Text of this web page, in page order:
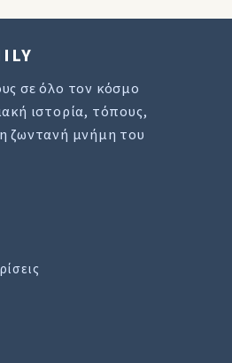
σε όλο τον κόσμο
ιστορία, τόπους,
ζωντανή μνήμη του